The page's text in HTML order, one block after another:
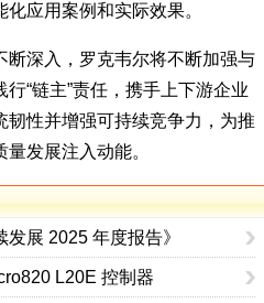
应用案例和实际效果。
断深入，罗克韦尔将不断加强与
“链主”责任，携手上下游企业
性并增强可持续竞争力，为推
发展注入动能。
展 2025 年度报告》
L20E 控制器